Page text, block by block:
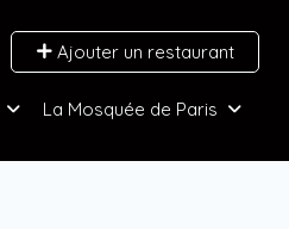
Ajouter un restaurant
La Mosquée de Paris